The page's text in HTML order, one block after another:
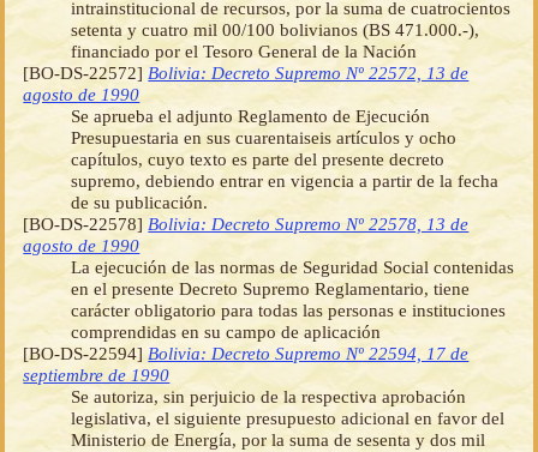
intrainstitucional de recursos, por la suma de cuatrocientos
setenta y cuatro mil 00/100 bolivianos (BS 471.000.-),
financiado por el Tesoro General de la Nación
[BO-DS-22572] Bolivia: Decreto Supremo Nº 22572, 13 de
agosto de 1990
Se aprueba el adjunto Reglamento de Ejecución
Presupuestaria en sus cuarentaiseis artículos y ocho
capítulos, cuyo texto es parte del presente decreto
supremo, debiendo entrar en vigencia a partir de la fecha
de su publicación.
[BO-DS-22578] Bolivia: Decreto Supremo Nº 22578, 13 de
agosto de 1990
La ejecución de las normas de Seguridad Social contenidas
en el presente Decreto Supremo Reglamentario, tiene
carácter obligatorio para todas las personas e instituciones
comprendidas en su campo de aplicación
[BO-DS-22594]Bolivia: Decreto Supremo Nº 22594, 17 de
septiembre de 1990
Se autoriza, sin perjuicio de la respectiva aprobación
legislativa, el siguiente presupuesto adicional en favor del
Ministerio de Energía, por la suma de sesenta y dos mil